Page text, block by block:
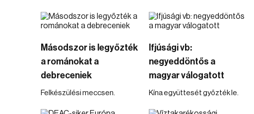
Másodszor is legyőzték
a románokat a
debreceniek
Felkészülési meccsen.
Ifjúsági vb:
negyeddöntős a
magyar válogatott
Kína együttesét győzték le.